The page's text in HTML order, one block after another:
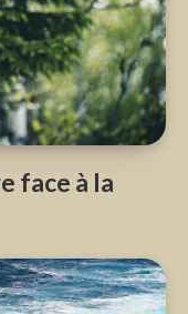
face à la